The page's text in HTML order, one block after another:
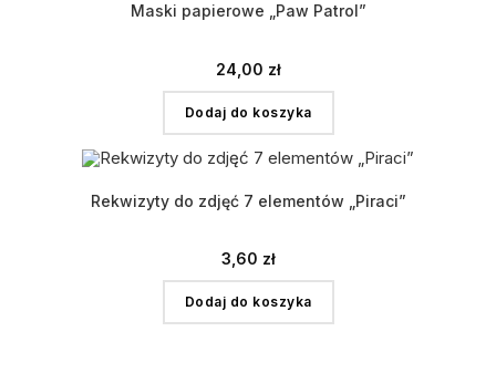
Maski papierowe „Paw Patrol”
24,00 zł
Dodaj do koszyka
Rekwizyty do zdjęć 7 elementów „Piraci”
3,60 zł
Dodaj do koszyka